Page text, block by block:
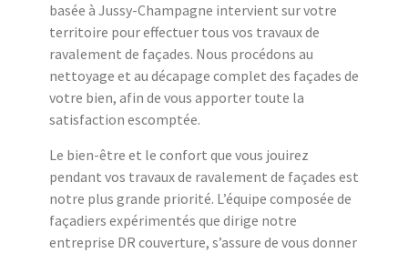
basée à Jussy-Champagne intervient sur votre
territoire pour effectuer tous vos travaux de
ravalement de façades. Nous procédons au
nettoyage et au décapage complet des façades de
votre bien, afin de vous apporter toute la
satisfaction escomptée.
Le bien-être et le confort que vous jouirez
pendant vos travaux de ravalement de façades est
notre plus grande priorité. L’équipe composée de
façadiers expérimentés que dirige notre
entreprise DR couverture, s’assure de vous donner